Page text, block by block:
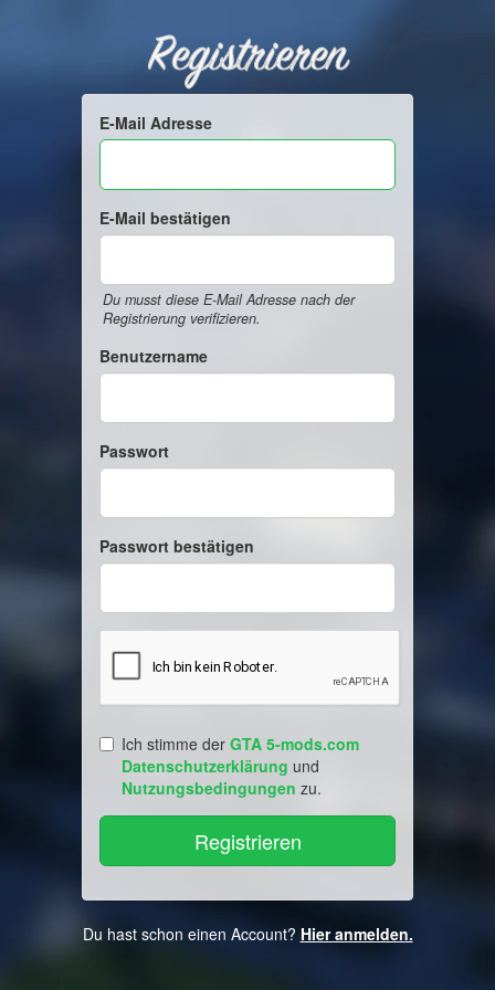
Registrieren
E-Mail Adresse
E-Mail bestätigen
Du musst diese E-Mail Adresse nach der
Registrierung verifizieren.
Benutzername
Passwort
Passwort bestätigen
Ich stimme der GTA 5-mods.com
Datenschutzerklärung und
Nutzungsbedingungen zu.
Du hast schon einen Account? Hier anmelden.